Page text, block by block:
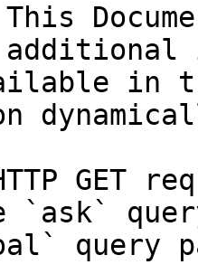
in
GET
`ask`
query